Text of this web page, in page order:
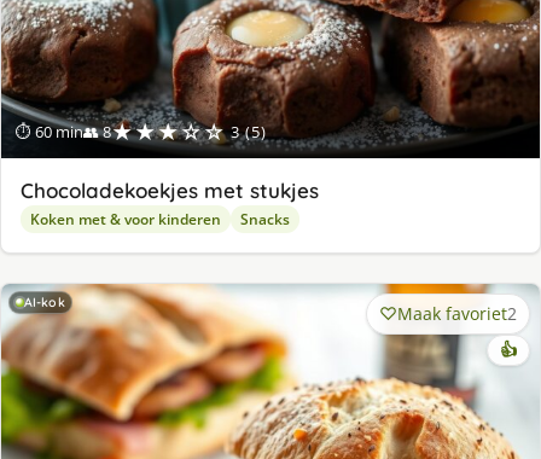
⏱ 60 min👥 8★★★☆☆ 3 (5)
Chocoladekoekjes met stukjes
Koken met & voor kinderen Snacks
AI-kok Maak favoriet2
👍